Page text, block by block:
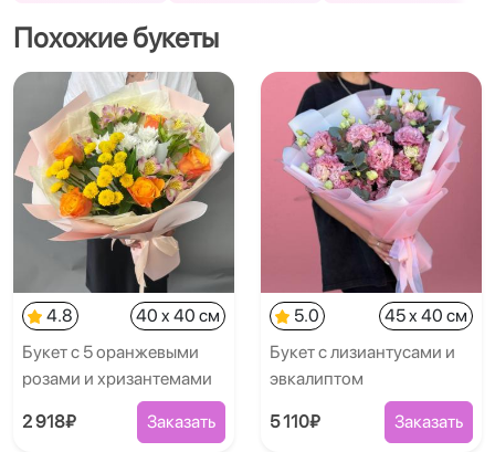
Похожие букеты
4.8
40 x 40 см
Букет с 5 оранжевыми
розами и хризантемами
2 918₽ Заказать
5.0
45 x 40 см
Букет с лизиантусами и
эвкалиптом
5 110₽ Заказать